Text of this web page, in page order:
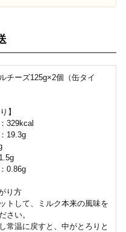
チーズ125g×2個（缶タイ
】
329kcal
19.3g
0.86g
り方
トして、ミルク本来の風味を
さい。
常温に戻すと、中がとろりと